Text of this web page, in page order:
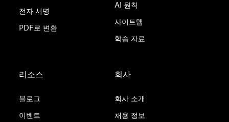
전자 서명
PDF로 변환
AI 원칙
사이트맵
학습 자료
리소스
블로그
이벤트
회사
회사 소개
채용 정보